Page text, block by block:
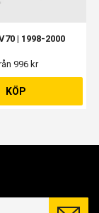
| 1998-2000
996 kr
KÖP